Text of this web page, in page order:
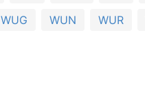
WUG WUN WUR